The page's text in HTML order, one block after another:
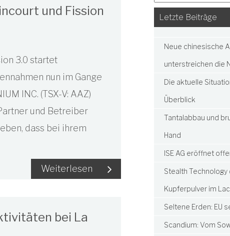
und Fission
3.0 startet
nun im Gange
INC. (TSX-V: AAZ)
und Betreiber
dass bei ihrem
Weiterlesen
bei La
Letzte Beiträge
Neue chinesische
unterstreichen die
Die aktuelle
Überblick
Tantalabbau und
Hand
ISE AG eröffnet
Stealth
Kupferpulver im
Seltene Erden: EU
Scandium: Vom